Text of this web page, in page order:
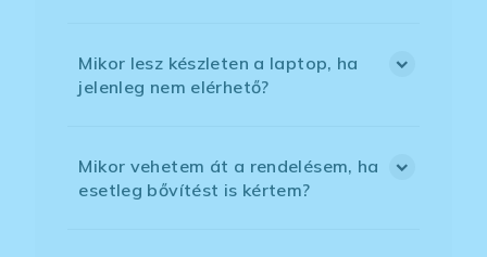
Mikor lesz készleten a laptop, ha
jelenleg nem elérhető?
Mikor vehetem át a rendelésem, ha
esetleg bővítést is kértem?